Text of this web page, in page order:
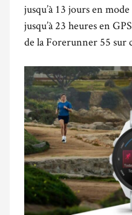
jusqu’à 13 jours en
jusqu’à 23 heures en
de la Forerunner 55 sur